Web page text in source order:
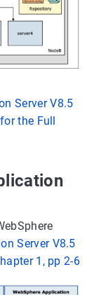
Server V8.5
the Full
Server V8.5
1, pp 2-6